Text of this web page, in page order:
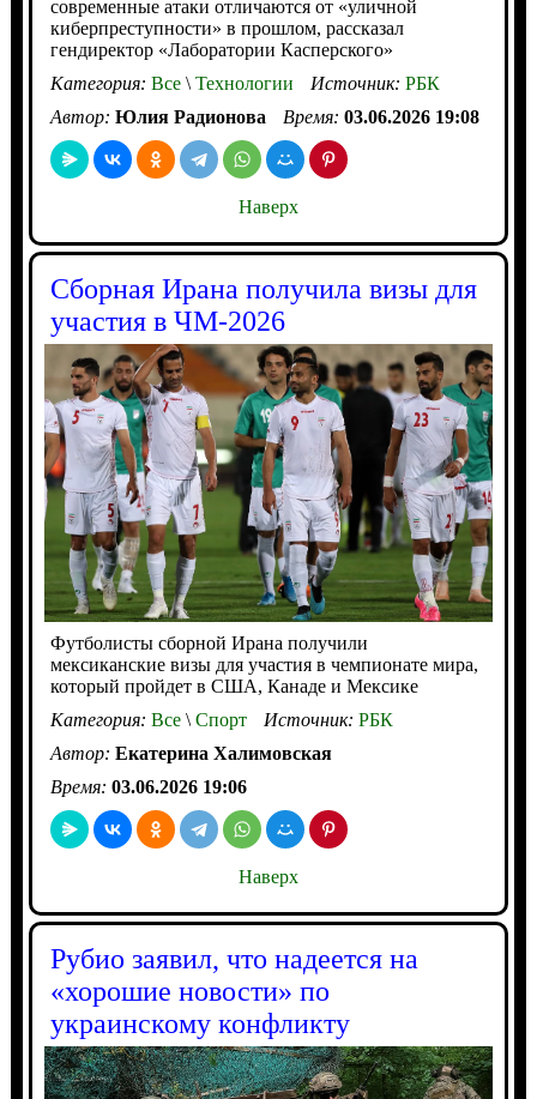
современные атаки отличаются от «уличной
киберпреступности» в прошлом, рассказал
гендиректор «Лаборатории Касперского»
Категория: Все\Технологии Источник: РБК
Автор: Юлия Радионова Время: 03.06.2026 19:08
Наверх
Сборная Ирана получила визы для
участия в ЧМ‑2026
Футболисты сборной Ирана получили
мексиканские визы для участия в чемпионате мира,
который пройдет в США, Канаде и Мексике
Категория: Все\Спорт Источник: РБК
Автор: Екатерина Халимовская
Время: 03.06.2026 19:06
Наверх
Рубио заявил, что надеется на
«хорошие новости» по
украинскому конфликту